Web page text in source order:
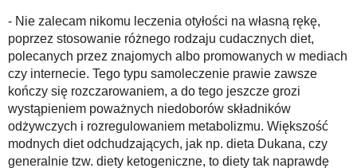
- Nie zalecam nikomu leczenia otyłości na własną rękę,
poprzez stosowanie różnego rodzaju cudacznych diet,
polecanych przez znajomych albo promowanych w mediach
czy internecie. Tego typu samoleczenie prawie zawsze
kończy się rozczarowaniem, a do tego jeszcze grozi
wystąpieniem poważnych niedoborów składników
odżywczych i rozregulowaniem metabolizmu. Większość
modnych diet odchudzających, jak np. dieta Dukana, czy
generalnie tzw. diety ketogeniczne, to diety tak naprawdę